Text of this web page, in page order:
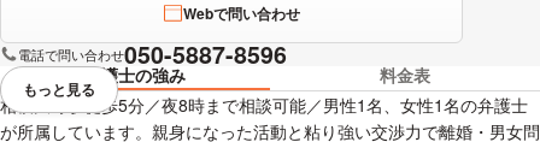
Webで問い合わせ
電話で問い合わせ050-5887-8596
弁護士の強み
料金表
相模大野駅徒歩5分／夜8時まで相談可能／男性1名、女性1名の弁護士
が所属しています。親身になった活動と粘り強い交渉力で離婚・男女問
視覚的に省略されている要素を
もっと見る